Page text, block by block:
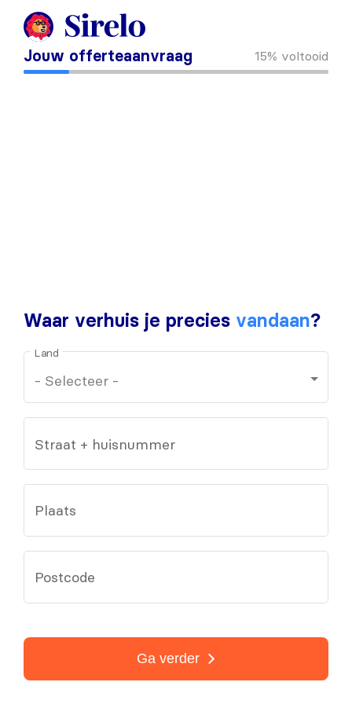
Jouw offerteaanvraag 15% voltooid
Waar verhuis je precies vandaan?
Land
Straat + huisnummer
Plaats
Postcode
Ga verder